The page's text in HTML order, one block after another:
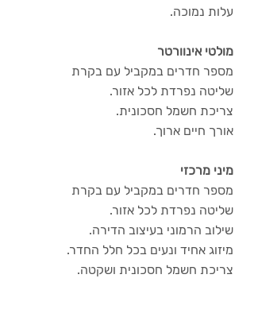
עלות נמוכה.
מולטי אינוורטר
מספר חדרים במקביל עם בקרת
שליטה נפרדת לכל אזור.
צריכת חשמל חסכונית.
אורך חיים ארוך.
מיני מרכזי
מספר חדרים במקביל עם בקרת
שליטה נפרדת לכל אזור.
שילוב הרמוני בעיצוב הדירה.
מיזוג אחיד ונעים בכל חלל החדר.
צריכת חשמל חסכונית ושקטה.